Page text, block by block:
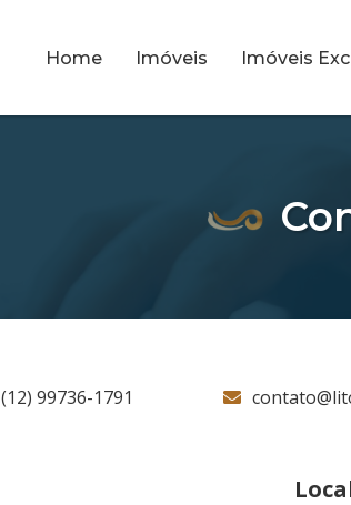
Home Imóveis Imóveis
(12) 99736-1791